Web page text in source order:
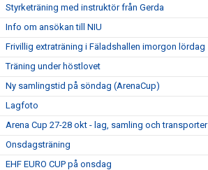
Styrketräning med instruktör från Gerda
Info om ansökan till NIU
Frivillig extraträning i Fäladshallen imorgon lördag
Träning under höstlovet
Ny samlingstid på söndag (ArenaCup)
Lagfoto
Arena Cup 27-28 okt - lag, samling och transporter
Onsdagsträning
EHF EURO CUP på onsdag